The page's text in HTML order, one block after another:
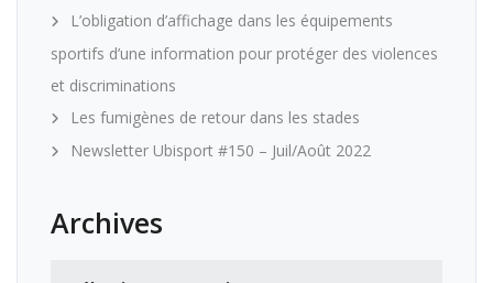
L’obligation d’affichage dans les équipements
sportifs d’une information pour protéger des violences
et discriminations
Les fumigènes de retour dans les stades
Newsletter Ubisport #150 – Juil/Août 2022
Archives